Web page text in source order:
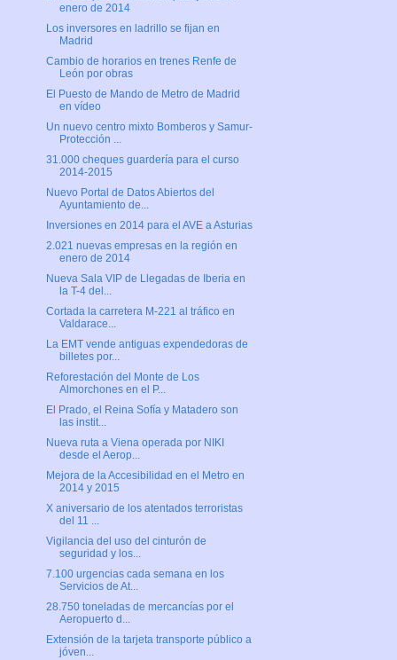
enero de 2014
Los inversores en ladrillo se fijan en
Madrid
Cambio de horarios en trenes Renfe de
León por obras
El Puesto de Mando de Metro de Madrid
en vídeo
Un nuevo centro mixto Bomberos y Samur-
Protección ...
31.000 cheques guardería para el curso
2014-2015
Nuevo Portal de Datos Abiertos del
Ayuntamiento de...
Inversiones en 2014 para el AVE a Asturias
2.021 nuevas empresas en la región en
enero de 2014
Nueva Sala VIP de Llegadas de Iberia en
la T-4 del...
Cortada la carretera M-221 al tráfico en
Valdarace...
La EMT vende antiguas expendedoras de
billetes por...
Reforestación del Monte de Los
Almorchones en el P...
El Prado, el Reina Sofía y Matadero son
las instit...
Nueva ruta a Viena operada por NIKI
desde el Aerop...
Mejora de la Accesibilidad en el Metro en
2014 y 2015
X aniversario de los atentados terroristas
del 11 ...
Vigilancia del uso del cinturón de
seguridad y los...
7.100 urgencias cada semana en los
Servicios de At...
28.750 toneladas de mercancías por el
Aeropuerto d...
Extensión de la tarjeta transporte público a
jóven...